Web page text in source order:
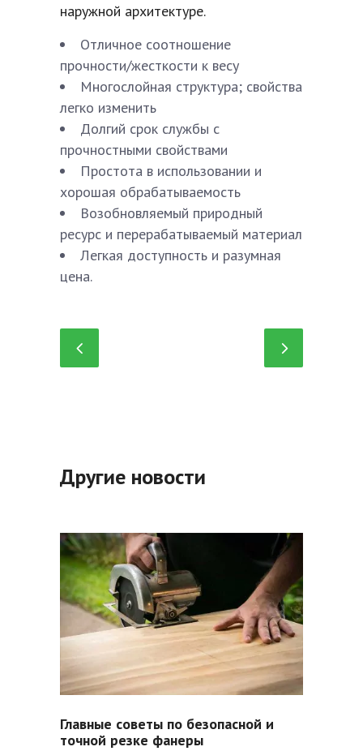
наружной архитектуре.
Отличное соотношение
прочности/жесткости к весу
Многослойная структура; свойства
легко изменить
Долгий срок службы с
прочностными свойствами
Простота в использовании и
хорошая обрабатываемость
Возобновляемый природный
ресурс и перерабатываемый материал
Легкая доступность и разумная
цена.
Другие новости
Главные советы по безопасной и
точной резке фанеры